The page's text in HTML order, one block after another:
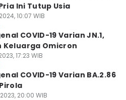
Ini Tutup Usia
10:07 WIB
COVID-19 Varian JN.1,
Keluarga Omicron
17:23 WIB
COVID-19 Varian BA.2.86
20:00 WIB